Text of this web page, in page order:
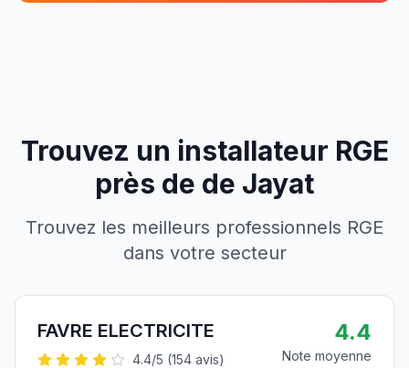
Trouvez un installateur RGE
près de de Jayat
Trouvez les meilleurs professionnels RGE
dans votre secteur
FAVRE ELECTRICITE
4.4/5 (154 avis)
4.4
Note moyenne